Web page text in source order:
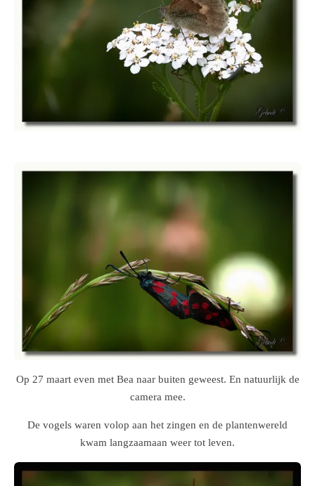
Op 27 maart even met Bea naar buiten geweest. En natuurlijk de
camera mee.
De vogels waren volop aan het zingen en de plantenwereld
kwam langzaamaan weer tot leven.